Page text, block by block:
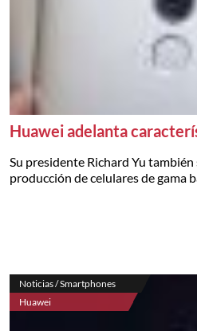
Huawei adelanta
Su presidente Richard Yu
producción de celulares de gama
Noticias / Smartphones
Huawei